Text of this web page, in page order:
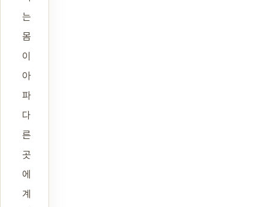
는
몸
이
아
파
다
른
곳
에
계